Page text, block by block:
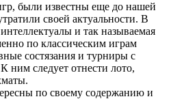
были известны еще до нашей
своей актуальности. В
и так называемая
по классическим играм
состязания и турниры с
ним следует отнести лото,
по своему содержанию и